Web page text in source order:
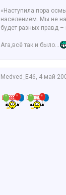
«Наступила пора
населением. Мы не
будет разных правд
Ага,всё так и было...
Medved_E46, 4 май